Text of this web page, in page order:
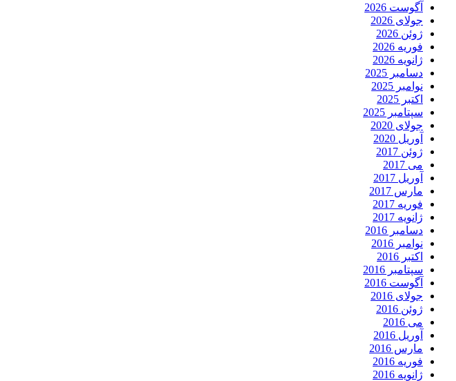
آگوست 2026
جولای 2026
ژوئن 2026
فوریه 2026
ژانویه 2026
دسامبر 2025
نوامبر 2025
اکتبر 2025
سپتامبر 2025
جولای 2020
آوریل 2020
ژوئن 2017
می 2017
آوریل 2017
مارس 2017
فوریه 2017
ژانویه 2017
دسامبر 2016
نوامبر 2016
اکتبر 2016
سپتامبر 2016
آگوست 2016
جولای 2016
ژوئن 2016
می 2016
آوریل 2016
مارس 2016
فوریه 2016
ژانویه 2016